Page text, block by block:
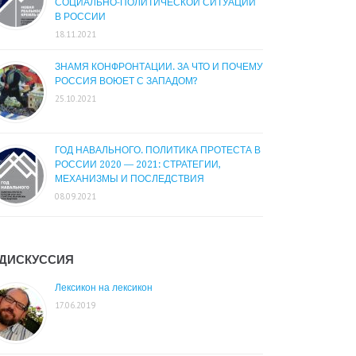
В РОССИИ
18.11.2021
ЗНАМЯ КОНФРОНТАЦИИ. ЗА ЧТО И ПОЧЕМУ
РОССИЯ ВОЮЕТ С ЗАПАДОМ?
25.10.2021
ГОД НАВАЛЬНОГО. ПОЛИТИКА ПРОТЕСТА В
РОССИИ 2020 — 2021: СТРАТЕГИИ,
МЕХАНИЗМЫ И ПОСЛЕДСТВИЯ
08.09.2021
Лексикон на лексикон
17.06.2019